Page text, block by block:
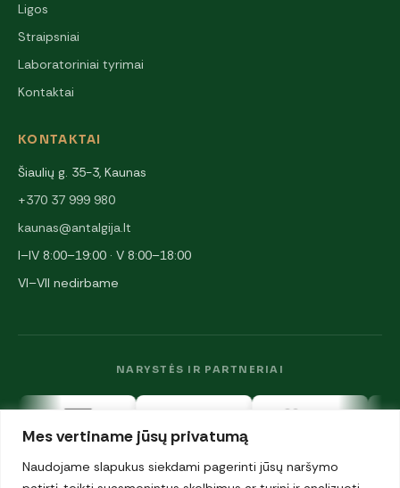
Mes vertiname jūsų privatumą
Naudojame slapukus siekdami pagerinti jūsų naršymo
Ligos
Straipsniai
Laboratoriniai tyrimai
Kontaktai
KONTAKTAI
Šiaulių g. 35-3, Kaunas
+370 37 999 980
kaunas@antalgija.lt
I–IV 8:00–19:00 · V 8:00–18:00
VI–VII nedirbame
NARYSTĖS IR PARTNERIAI